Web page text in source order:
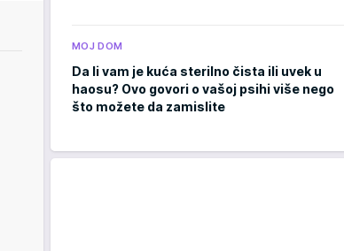
MOJ DOM
Da li vam je kuća sterilno čista ili uvek u
haosu? Ovo govori o vašoj psihi više nego
što možete da zamislite